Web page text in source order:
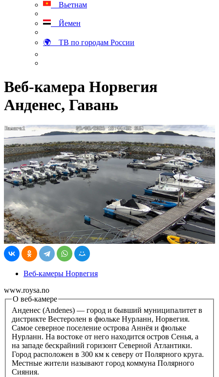
Вьетнам
Йемен
🌍 ТВ по городам России
Веб-камера Норвегия
Анденес, Гавань
Веб-камеры Норвегия
www.roysa.no
О веб-камере
Анденес (Andenes) — город и бывший муниципалитет в
дистрикте Вестеролен в фюльке Нурланн, Норвегия.
Самое северное поселение острова Аннёя и фюльке
Нурланн. На востоке от него находится остров Сенья, а
на западе бескрайний горизонт Северной Атлантики.
Город расположен в 300 км к северу от Полярного круга.
Местные жители называют город коммуна Полярного
Сияния.